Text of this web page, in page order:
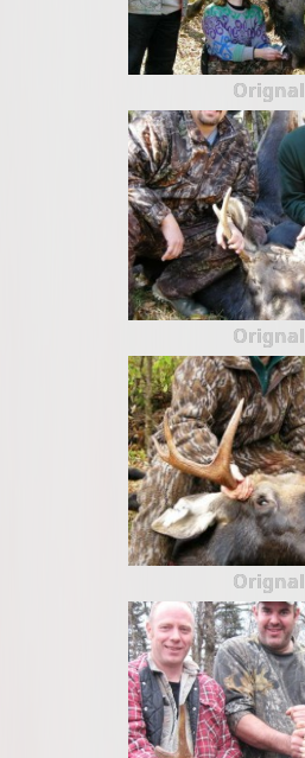
Orignal
Orignal
Orignal